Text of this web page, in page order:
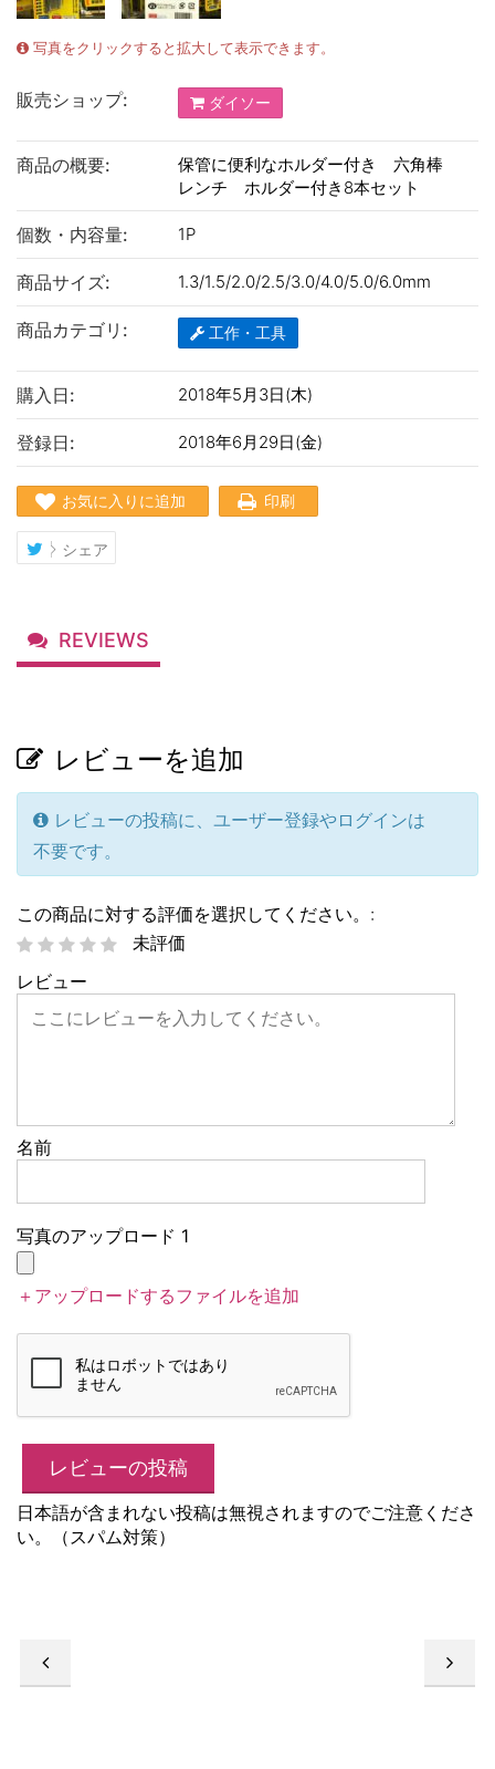
写真をクリックすると拡大して表示できます。
販売ショップ: ダイソー
商品の概要:
保管に便利なホルダー付き 六角棒
レンチ ホルダー付き8本セット
個数・内容量: 1P
商品サイズ: 1.3/1.5/2.0/2.5/3.0/4.0/5.0/6.0mm
商品カテゴリ: 工作・工具
購入日: 2018年5月3日(木)
登録日: 2018年6月29日(金)
お気に入りに追加 印刷
シェア
REVIEWS
レビューを追加
レビューの投稿に、ユーザー登録やログインは
不要です。
この商品に対する評価を選択してください。:
未評価
レビュー
名前
写真のアップロード 1
＋アップロードするファイルを追加
日本語が含まれない投稿は無視されますのでご注意くださ
い。（スパム対策）